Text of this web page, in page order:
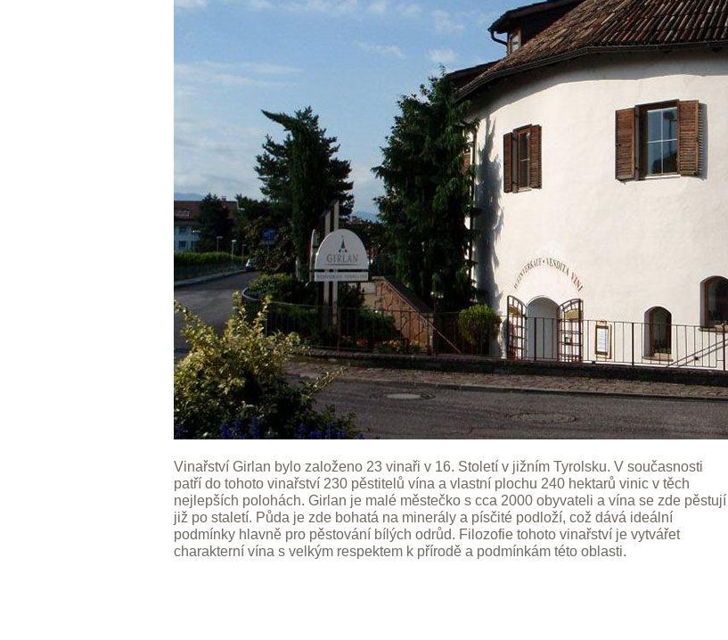
Vinařství Girlan bylo založeno 23 vinaři v 16. Století v jižním Tyrolsku. V současnosti
patří do tohoto vinařství 230 pěstitelů vína a vlastní plochu 240 hektarů vinic v těch
nejlepších polohách. Girlan je malé městečko s cca 2000 obyvateli a vína se zde pěstují
již po staletí. Půda je zde bohatá na minerály a písčité podloží, což dává ideální
podmínky hlavně pro pěstování bílých odrůd. Filozofie tohoto vinařství je vytvářet
charakterní vína s velkým respektem k přírodě a podmínkám této oblasti.